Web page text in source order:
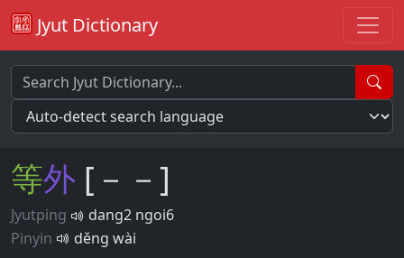
Jyut Dictionary
等外 [－－]
Jyutping
dang2 ngoi6
Pinyin
děng wài